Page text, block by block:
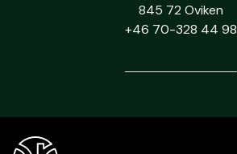
845 72 Oviken
+46 70-328 44 98